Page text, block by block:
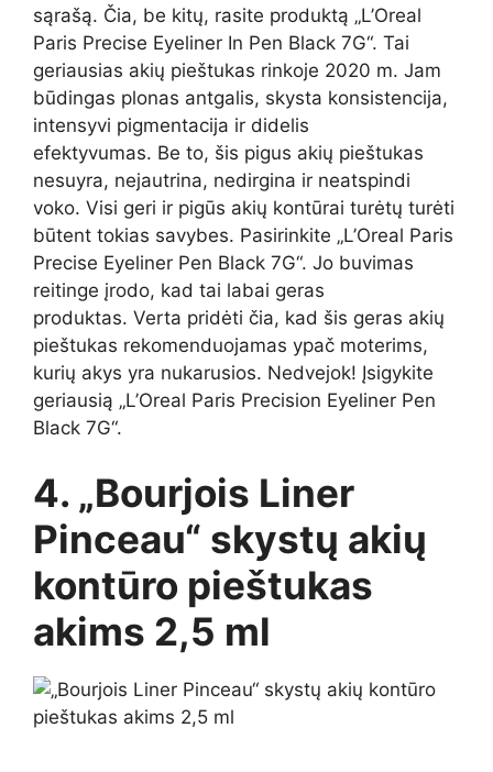
sąrašą. Čia, be kitų, rasite produktą „L’Oreal
Paris Precise Eyeliner In Pen Black 7G“. Tai
geriausias akių pieštukas rinkoje 2020 m. Jam
būdingas plonas antgalis, skysta konsistencija,
intensyvi pigmentacija ir didelis
efektyvumas. Be to, šis pigus akių pieštukas
nesuyra, nejautrina, nedirgina ir neatspindi
voko. Visi geri ir pigūs akių kontūrai turėtų turėti
būtent tokias savybes. Pasirinkite „L’Oreal Paris
Precise Eyeliner Pen Black 7G“. Jo buvimas
reitinge įrodo, kad tai labai geras
produktas. Verta pridėti čia, kad šis geras akių
pieštukas rekomenduojamas ypač moterims,
kurių akys yra nukarusios. Nedvejok! Įsigykite
geriausią „L’Oreal Paris Precision Eyeliner Pen
Black 7G“.
4. „Bourjois Liner
Pinceau“ skystų akių
kontūro pieštukas
akims 2,5 ml